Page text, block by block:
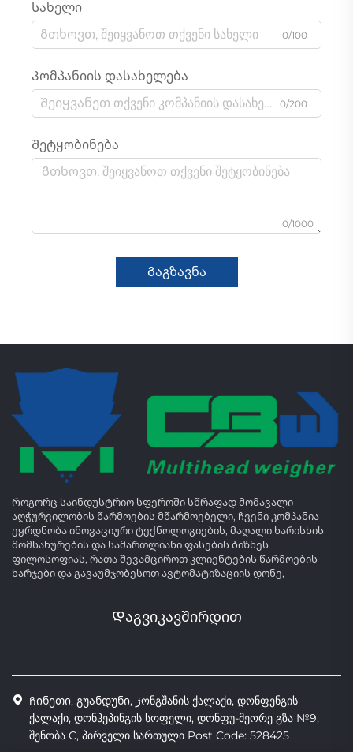
Სახელი
0/100
Კომპანიის დასახელება
0/200
Შეტყობინება
0/1000
Გაგზავნა
Როგორც საინდუსტრიო სფეროში სწრაფად მომავალი
აღჭურვილობის წარმოების მწარმოებელი, ჩვენი კომპანია
ეყრდნობა ინოვაციური ტექნოლოგიების, მაღალი ხარისხის
მომსახურების და სამართლიანი ფასების ბიზნეს
ფილოსოფიას, რათა შევამციროთ კლიენტების წარმოების
ხარჯები და გავაუმჯობესოთ ავტომატიზაციის დონე,
Დაგვიკავშირდით
Ჩინეთი, გუანდუნი, ژონგშანის ქალაქი, დონფენგის
ქალაქი, დონჰეპინგის სოფელი, დონფუ-მეორე გზა №9,
შენობა C, პირველი სართული Post Code: 528425